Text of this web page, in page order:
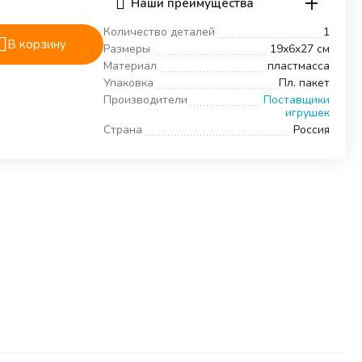
В корзину
Количество деталей
1
Размеры
19х6х27 см
Материал
пластмасса
Упаковка
Пл. пакет
Производители
Поставщики
игрушек
Страна
Россия